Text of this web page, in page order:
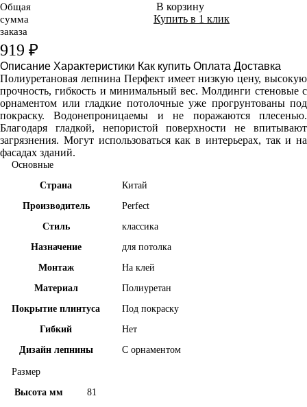
Общая
сумма
заказа
919 ₽
В корзину
Купить в 1 клик
Описание Характеристики Как купить Оплата Доставка
Полиуретановая лепнина Перфект имеет низкую цену, высокую
прочность, гибкость и минимальный вес. Молдинги стеновые с
орнаментом или гладкие потолочные уже прогрунтованы под
покраску. Водонепроницаемы и не поражаются плесенью.
Благодаря гладкой, непористой поверхности не впитывают
загрязнения. Могут использоваться как в интерьерах, так и на
фасадах зданий.
Основные
Страна
Китай
Производитель
Perfect
Стиль
классика
Назначение
для потолка
Монтаж
На клей
Материал
Полиуретан
Покрытие плинтуса
Под покраску
Гибкий
Нет
Дизайн лепнины
С орнаментом
Размер
Высота мм
81